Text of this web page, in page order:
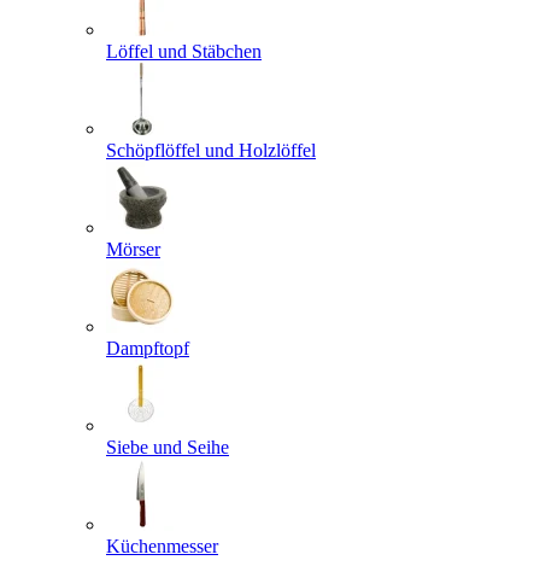
Löffel und Stäbchen
Schöpflöffel und Holzlöffel
Mörser
Dampftopf
Siebe und Seihe
Küchenmesser